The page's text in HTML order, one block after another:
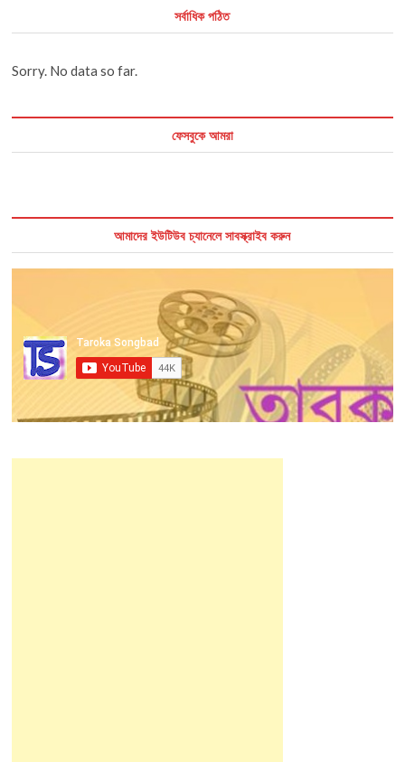
সর্বাধিক পঠিত
Sorry. No data so far.
ফেসবুকে আমরা
আমাদের ইউটিউব চ্যানেলে সাবস্ক্রাইব করুন